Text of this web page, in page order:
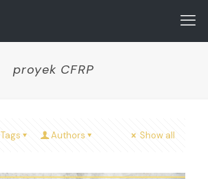
proyek CFRP
Tags Authors Show all